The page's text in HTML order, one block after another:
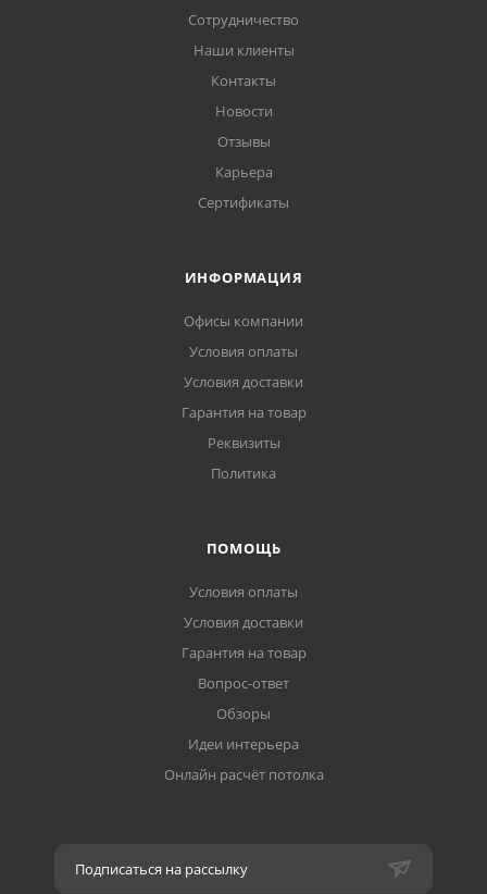
Сотрудничество
Наши клиенты
Контакты
Новости
Отзывы
Карьера
Сертификаты
ИНФОРМАЦИЯ
Офисы компании
Условия оплаты
Условия доставки
Гарантия на товар
Реквизиты
Политика
ПОМОЩЬ
Условия оплаты
Условия доставки
Гарантия на товар
Вопрос-ответ
Обзоры
Идеи интерьера
Онлайн расчёт потолка
Подписаться на рассылку